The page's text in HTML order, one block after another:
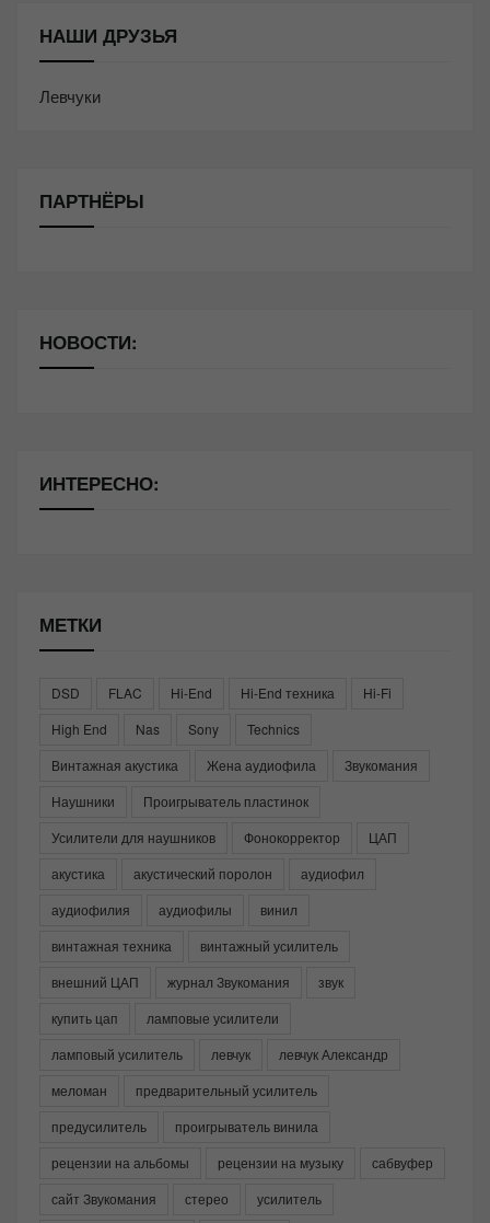
НАШИ ДРУЗЬЯ
Левчуки
ПАРТНЁРЫ
НОВОСТИ:
ИНТЕРЕСНО:
МЕТКИ
DSD FLAC Hi-End Hi-End техника
Hi-Fi
High End
Nas Sony
Technics
Винтажная акустика
Жена аудиофила
Звукомания
Наушники
Проигрыватель пластинок
Усилители для наушников
Фонокорректор
ЦАП
акустика
акустический поролон
аудиофил
аудиофилия
аудиофилы
винил
винтажная техника
винтажный усилитель
внешний ЦАП
журнал Звукомания
звук
купить цап
ламповые усилители
ламповый усилитель
левчук
левчук Александр
меломан
предварительный усилитель
предусилитель
проигрыватель винила
рецензии на альбомы
рецензии на музыку
сабвуфер
сайт Звукомания
стерео
усилитель